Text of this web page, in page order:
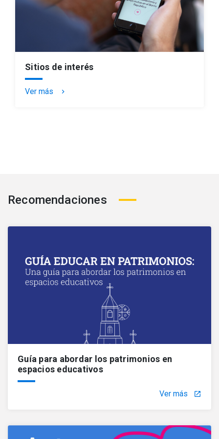
Sitios de interés
Ver más keyboard_arrow_right
Recomendaciones
Guía para abordar los patrimonios en
espacios educativos
Ver más launch